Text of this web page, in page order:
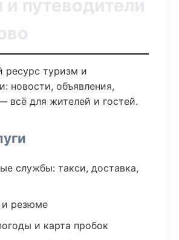
и путеводители
ресурс туризм и
новости, объявления,
всё для жителей и гостей.
службы: такси, доставка,
и резюме
и карта пробок